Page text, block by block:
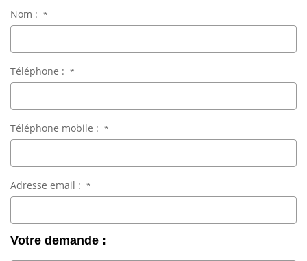
Nom : *
Téléphone : *
Téléphone mobile : *
Adresse email : *
Votre demande :